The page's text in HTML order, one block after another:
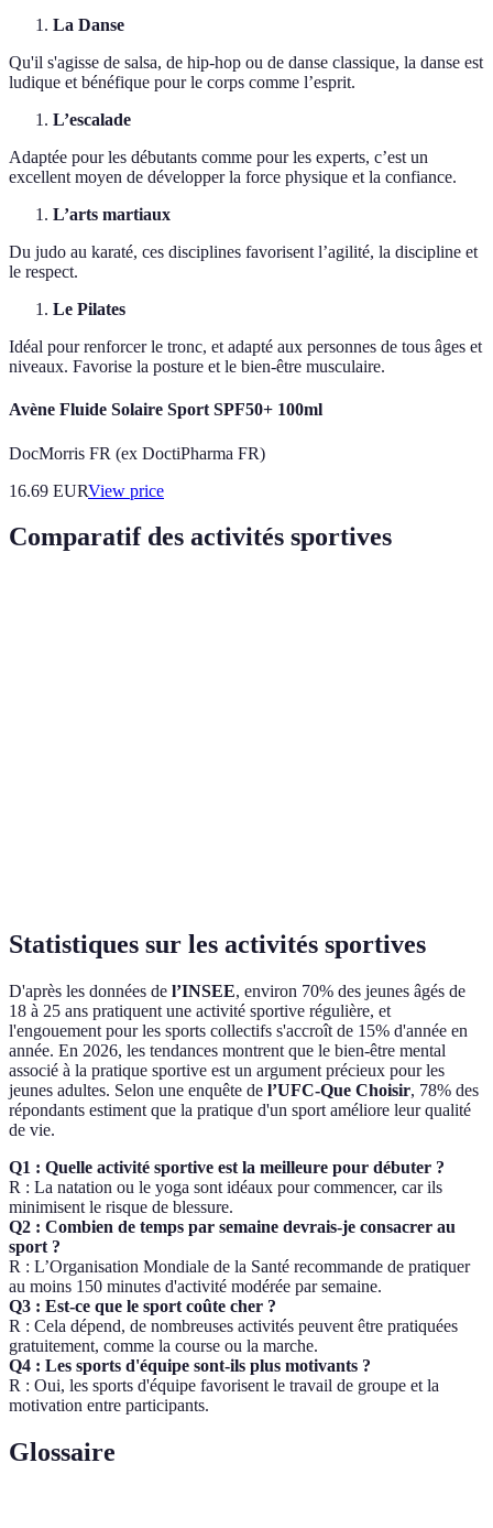
La Danse
Qu'il s'agisse de salsa, de hip-hop ou de danse classique, la danse est
ludique et bénéfique pour le corps comme l’esprit.
L’escalade
Adaptée pour les débutants comme pour les experts, c’est un
excellent moyen de développer la force physique et la confiance.
L’arts martiaux
Du judo au karaté, ces disciplines favorisent l’agilité, la discipline et
le respect.
Le Pilates
Idéal pour renforcer le tronc, et adapté aux personnes de tous âges et
niveaux. Favorise la posture et le bien-être musculaire.
Avène Fluide Solaire Sport SPF50+ 100ml
DocMorris FR (ex DoctiPharma FR)
16.69 EURView price
Comparatif des activités sportives
Statistiques sur les activités sportives
D'après les données de l’INSEE, environ 70% des jeunes âgés de
18 à 25 ans pratiquent une activité sportive régulière, et
l'engouement pour les sports collectifs s'accroît de 15% d'année en
année. En 2026, les tendances montrent que le bien-être mental
associé à la pratique sportive est un argument précieux pour les
jeunes adultes. Selon une enquête de l’UFC-Que Choisir, 78% des
répondants estiment que la pratique d'un sport améliore leur qualité
de vie.
Q1 : Quelle activité sportive est la meilleure pour débuter ?
R : La natation ou le yoga sont idéaux pour commencer, car ils
minimisent le risque de blessure.
Q2 : Combien de temps par semaine devrais-je consacrer au
sport ?
R : L’Organisation Mondiale de la Santé recommande de pratiquer
au moins 150 minutes d'activité modérée par semaine.
Q3 : Est-ce que le sport coûte cher ?
R : Cela dépend, de nombreuses activités peuvent être pratiquées
gratuitement, comme la course ou la marche.
Q4 : Les sports d'équipe sont-ils plus motivants ?
R : Oui, les sports d'équipe favorisent le travail de groupe et la
motivation entre participants.
Glossaire